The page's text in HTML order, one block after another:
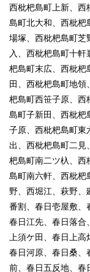
西枇杷島町上新、西
島町北大和、西枇杷
場塚、西枇杷島町芝
入、西枇杷島町十
杷島町末広、西枇杷
田、西枇杷島町地
杷島町西笹子原、西
島町子新田、西枇杷
子原、西枇杷島町東
出、西枇杷島町二見
杷島町南二ツ杁、西
島町南六軒、西枇杷
野、西堀江、萩野
番割、春日壱屋敷、
春日江先、春日落合
上須ケ田、春日上
春日河原、春日桑、
前、春日五反地、春